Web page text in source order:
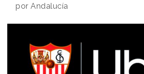
por Andalucía